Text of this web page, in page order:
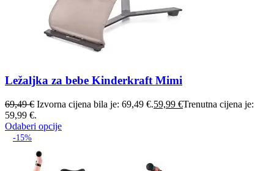
Ležaljka za bebe Kinderkraft Mimi
69,49€ Izvorna cijena bila je: 69,49 €.59,99 €Trenutna cijena je:
59,99 €.
Odaberi opcije
-15%